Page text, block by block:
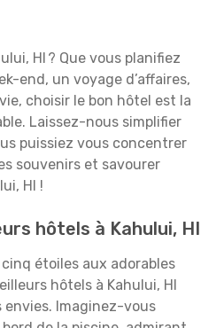
HI ? Que vous planifiez
end, un voyage d’affaires,
choisir le bon hôtel est la
Laissez-nous simplifier
puissiez vous concentrer
souvenirs et savourer
HI !
hôtels à Kahului, HI
étoiles aux adorables
hôtels à Kahului, HI
envies. Imaginez-vous